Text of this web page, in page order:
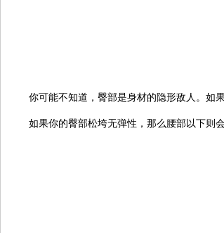
你可能不知道，臀部是身材的隐形敌人。如
如果你的臀部松垮无弹性，那么腰部以下则